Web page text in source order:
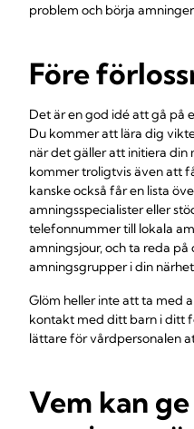
problem och börja
Före
Det är en god idé att gå på
Du kommer att lära dig
när det gäller att initiera
kommer troligtvis även att
kanske också får en lista
amningsspecialister eller
telefonnummer till lokala
amningsjour, och ta reda på
amningsgrupper i din
Glöm heller inte att ta
kontakt med ditt barn i ditt
lättare för vårdpersonalen
Vem kan ge